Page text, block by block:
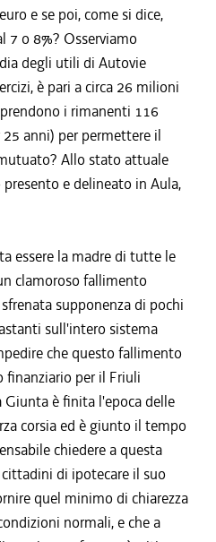
e se poi, come si dice,
7 o 8%? Osserviamo
degli utili di Autovie
è pari a circa 26 milioni
i rimanenti 116
anni) per permettere il
Allo stato attuale
e delineato in Aula,
essere la madre di tutte le
clamoroso fallimento
supponenza di pochi
sull'intero sistema
che questo fallimento
per il Friuli
Giunta è finita l'epoca delle
corsia ed è giunto il tempo
chiedere a questa
di ipotecare il suo
quel minimo di chiarezza
normali, e che a